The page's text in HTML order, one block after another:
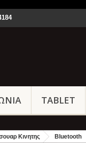
TABLET
Κινητης Bluetooth